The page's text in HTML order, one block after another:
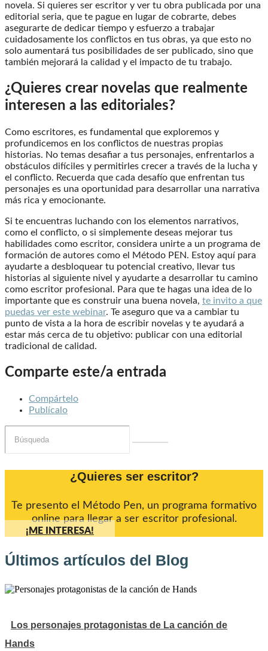
novela. Si quieres ser escritor y ver tu obra publicada por una
editorial seria, que te pague en lugar de cobrarte, debes
asegurarte de dedicar tiempo y esfuerzo a trabajar
cuidadosamente los conflictos en tus obras, ya que esto no
solo aumentará tus posibilidades de ser publicado, sino que
también mejorará la calidad y el impacto de tu trabajo.
¿Quieres crear novelas que realmente
interesen a las editoriales?
Como escritores, es fundamental que exploremos y
profundicemos en los conflictos de nuestras propias
historias. No temas desafiar a tus personajes, enfrentarlos a
obstáculos difíciles y permitirles crecer a través de la lucha y
el conflicto. Recuerda que cada desafío que enfrentan tus
personajes es una oportunidad para desarrollar una narrativa
más rica y emocionante.
Si te encuentras luchando con los elementos narrativos,
como el conflicto, o si simplemente deseas mejorar tus
habilidades como escritor, considera unirte a un programa de
formación de autores como el Método PEN. Estoy aquí para
ayudarte a desbloquear tu potencial creativo, llevar tus
historias al siguiente nivel y ayudarte a desarrollar tu camino
como escritor profesional. Para que te hagas una idea de lo
importante que es construir una buena novela, te invito a que
puedas ver este webinar. Te aseguro que va a cambiar tu
punto de vista a la hora de escribir novelas y te ayudará a
estar más cerca de tu objetivo: publicar con una editorial
tradicional de calidad.
Comparte este/a entrada
Compártelo
Publícalo
¿Quieres ser escritor?
Te presento el Método Pen, un programa formativo
online para llegar a ser escritor profesional.
¡ME INTERESA!
Últimos artículos del Blog
Los personajes protagonistas de La canción de
Hands